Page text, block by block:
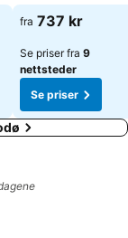
fra 737 kr
Se priser fra 9
nettsteder
Se priser